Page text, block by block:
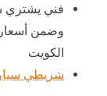
فني يشتري
وضمن
الكويت
شريطي